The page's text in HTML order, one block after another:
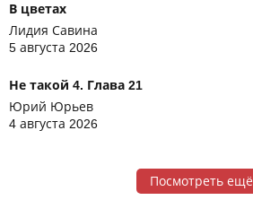
В цветах
Лидия Савина
5 августа 2026
Не такой 4. Глава 21
Юрий Юрьев
4 августа 2026
Посмотреть ещё